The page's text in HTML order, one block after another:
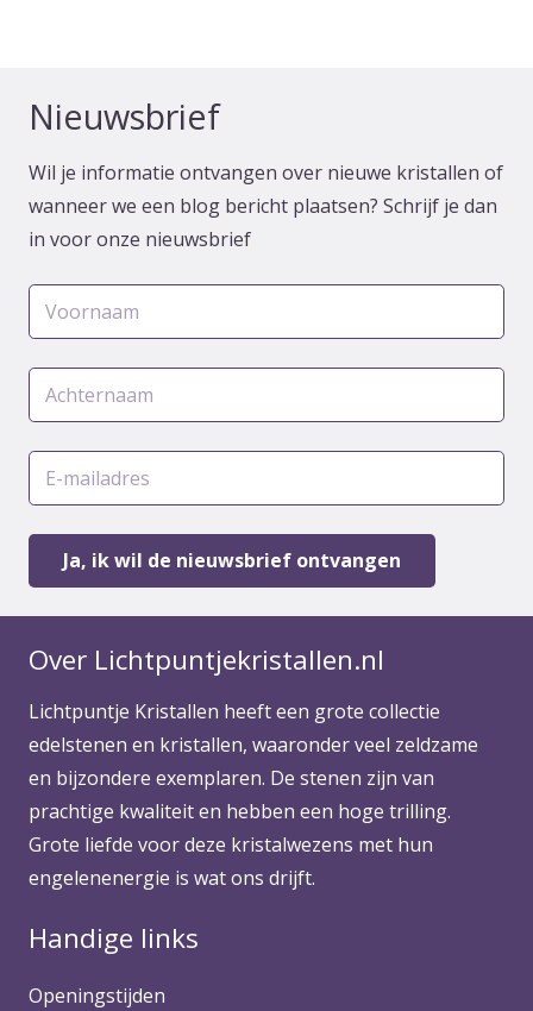
Nieuwsbrief
Wil je informatie ontvangen over nieuwe kristallen of
wanneer we een blog bericht plaatsen? Schrijf je dan
in voor onze nieuwsbrief
Over Lichtpuntjekristallen.nl
Lichtpuntje Kristallen heeft een grote collectie
edelstenen en kristallen, waaronder veel zeldzame
en bijzondere exemplaren. De stenen zijn van
prachtige kwaliteit en hebben een hoge trilling.
Grote liefde voor deze kristalwezens met hun
engelenenergie is wat ons drijft.
Handige links
Openingstijden